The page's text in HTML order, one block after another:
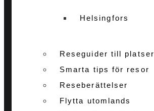
Helsingfors
Reseguider till platser
Smarta tips för resor
Reseberättelser
Flytta utomlands